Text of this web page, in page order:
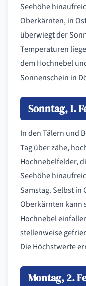
Seehöhe
Oberkärnten, in
überwiegt der
Temperaturen
dem Hochnebel
Sonnenschein in
Sonntag, 1.
In den Tälern und
Tag über zähe,
Hochnebelfelder,
Seehöhe
Samstag. Selbst
Oberkärnten kann
Hochnebel
stellenweise
Die Höchstwerte
Montag, 2.